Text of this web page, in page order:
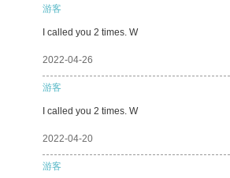
游客
I called you 2 times. W
2022-04-26
游客
I called you 2 times. W
2022-04-20
游客